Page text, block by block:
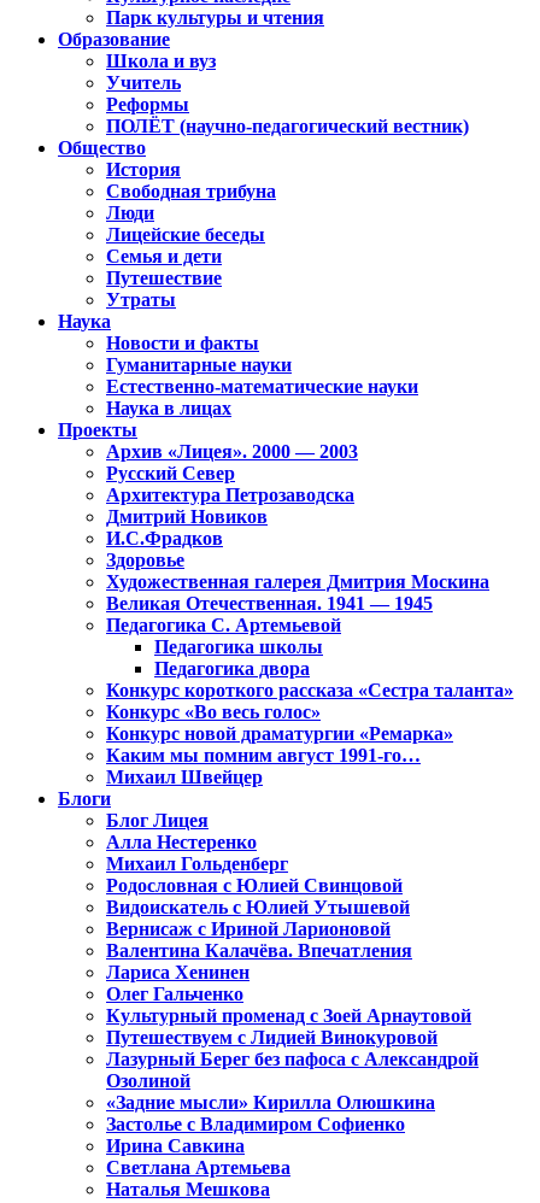
Парк культуры и чтения
Образование
Школа и вуз
Учитель
Реформы
ПОЛЁТ (научно-педагогический вестник)
Общество
История
Свободная трибуна
Люди
Лицейские беседы
Семья и дети
Путешествие
Утраты
Наука
Новости и факты
Гуманитарные науки
Естественно-математические науки
Наука в лицах
Проекты
Архив «Лицея». 2000 — 2003
Русский Север
Архитектура Петрозаводска
Дмитрий Новиков
И.С.Фрадков
Здоровье
Художественная галерея Дмитрия Москина
Великая Отечественная. 1941 — 1945
Педагогика С. Артемьевой
Педагогика школы
Педагогика двора
Конкурс короткого рассказа «Сестра таланта»
Конкурс «Во весь голос»
Конкурс новой драматургии «Ремарка»
Каким мы помним август 1991-го…
Михаил Швейцер
Блоги
Блог Лицея
Алла Нестеренко
Михаил Гольденберг
Родословная с Юлией Свинцовой
Видоискатель с Юлией Утышевой
Вернисаж с Ириной Ларионовой
Валентина Калачёва. Впечатления
Лариса Хенинен
Олег Гальченко
Культурный променад с Зоей Арнаутовой
Путешествуем с Лидией Винокуровой
Лазурный Берег без пафоса с Александрой
Озолиной
«Задние мысли» Кирилла Олюшкина
Застолье с Владимиром Софиенко
Ирина Савкина
Светлана Артемьева
Наталья Мешкова